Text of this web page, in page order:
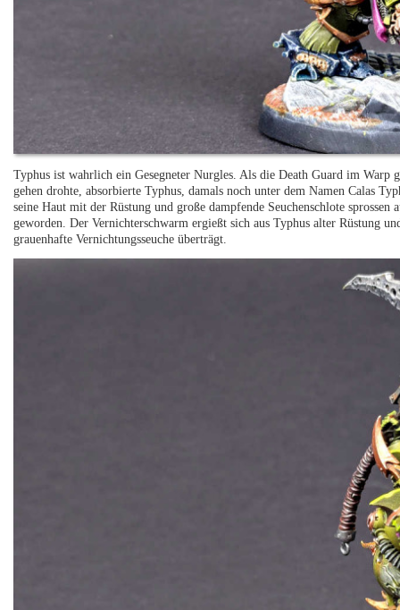
Typhus ist wahrlich ein Gesegneter Nurgles. Als die Death Guard im Warp
gehen drohte, absorbierte Typhus, damals noch unter dem Namen Calas
seine Haut mit der Rüstung und große dampfende Seuchenschlote
geworden. Der Vernichterschwarm ergießt sich aus Typhus alter Rüstung
grauenhafte Vernichtungsseuche überträgt.